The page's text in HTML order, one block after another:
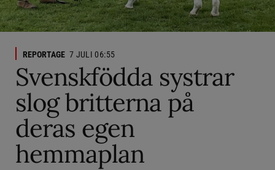
REPORTAGE 7 JULI 06:55
Svenskfödda systrar
slog britterna på
deras egen
hemmaplan